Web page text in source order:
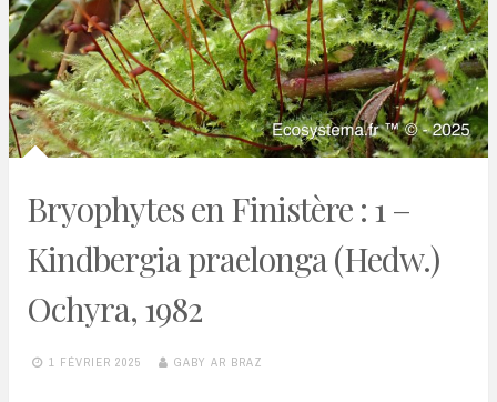
Bryophytes en Finistère : 1 –
Kindbergia praelonga (Hedw.)
Ochyra, 1982
1 FÉVRIER 2025 GABY AR BRAZ